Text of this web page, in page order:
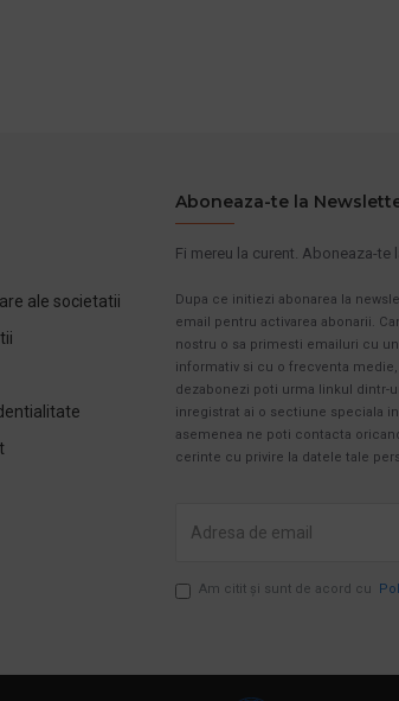
ale societatii
Aboneaza-te la
Fi mereu la curent. Aboneaza-te
Dupa ce initiezi abonarea la
email pentru activarea abonarii.
nostru o sa primesti emailuri cu
informativ si cu o frecventa
dezabonezi poti urma linkul dintr-
inregistrat ai o sectiune speciala
asemenea ne poti contacta
cerinte cu privire la datele tale
Am citit şi sunt de acord cu